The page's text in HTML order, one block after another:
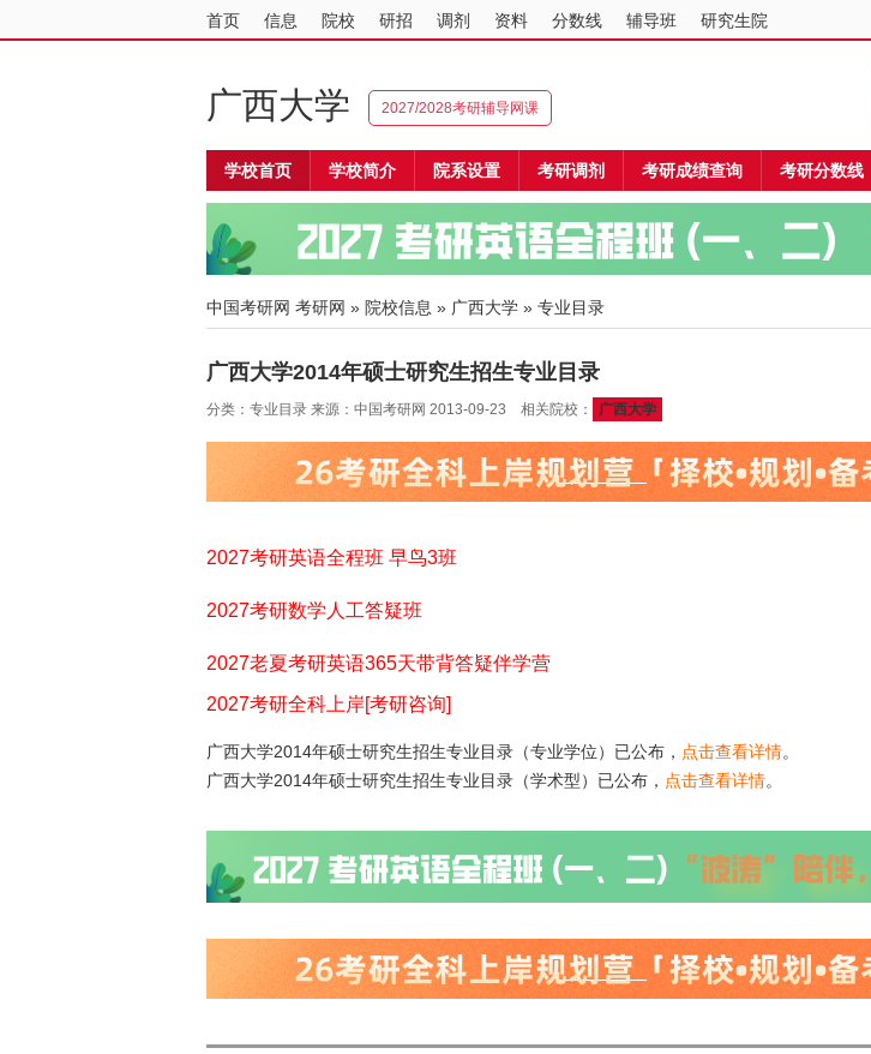
首页 信息 院校 研招 调剂 资料 分数线 辅导班 研究生院
广西大学 2027/2028考研辅导网课
学校首页 学校简介 院系设置 考研调剂 考研成绩查询 考研分数线
中国考研网 考研网 » 院校信息 » 广西大学 » 专业目录
广西大学2014年硕士研究生招生专业目录
分类：专业目录 来源：中国考研网 2013-09-23 相关院校： 广西大学
2027考研英语全程班 早鸟3班
2027考研数学人工答疑班
2027老夏考研英语365天带背答疑伴学营
2027考研全科上岸[考研咨询]
广西大学2014年硕士研究生招生专业目录（专业学位）已公布， 点击查看详情。
广西大学2014年硕士研究生招生专业目录（学术型）已公布， 点击查看详情。